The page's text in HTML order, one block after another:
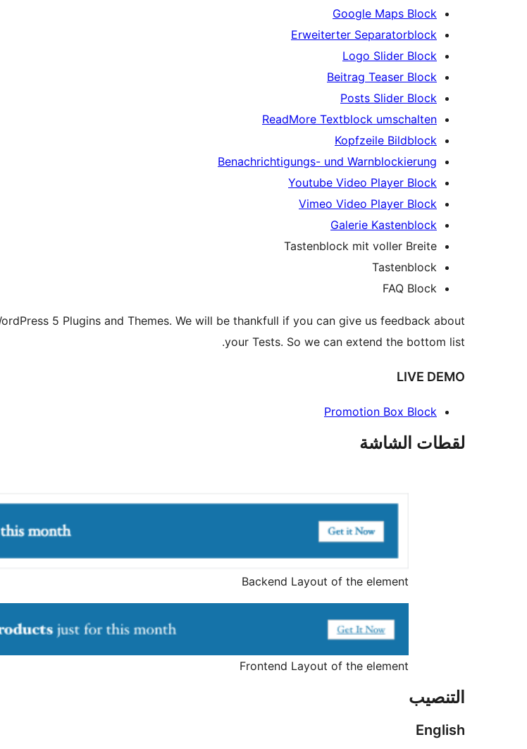
Google Maps Block
Erweiterter Separatorblock
Logo Slider Block
Beitrag Teaser Block
Posts Slider Block
ReadMore Textblock umschalten
Kopfzeile Bildblock
Benachrichtigungs- und Warnblockierung
Youtube Video Player Block
Vimeo Video Player Block
Galerie Kastenblock
Tastenblock mit voller Breite
Tastenblock
FAQ Block
5 Plugins and Themes. We will be thankfull if you can give us feedback about
your Tests. So we can extend the bottom list.
LIVE DEMO
Promotion Box Block
لقطات الشاشة
Backend Layout of the element
Frontend Layout of the element
التنصيب
English